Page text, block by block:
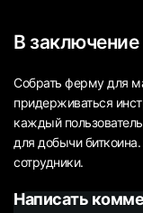
В заключение
Собрать ферму для
придерживаться
каждый
для добычи
сотрудники.
Написать